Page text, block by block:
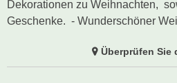
Dekorationen zu Weihnachten,
Geschenke. - Wunderschöner
Überprüfen Sie